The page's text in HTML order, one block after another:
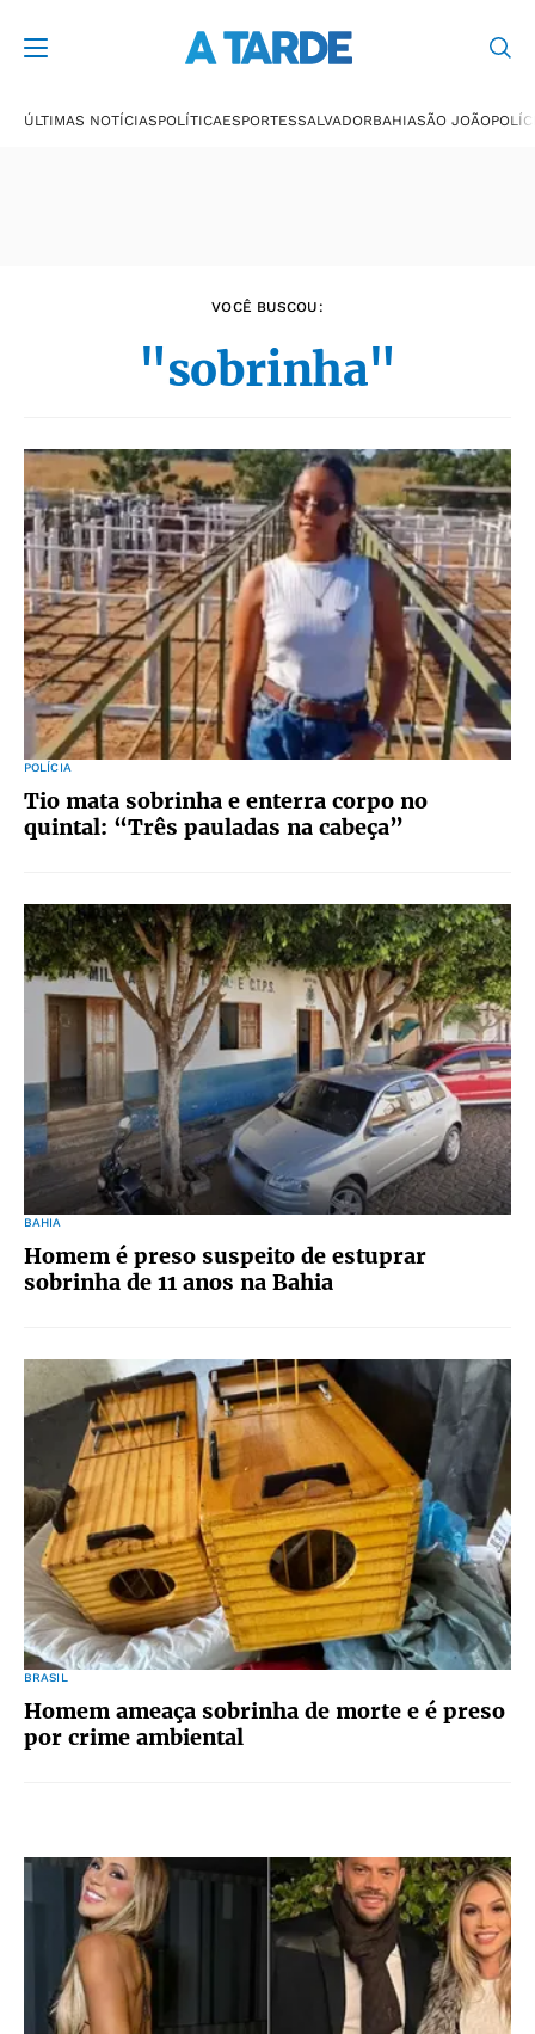
ÚLTIMAS NOTÍCIASPOLÍTICAESPORTESSALVADORBAHIASÃO JOÃO
VOCÊ BUSCOU:
"sobrinha"
POLÍCIA
Tio mata sobrinha e enterra corpo no
quintal: “Três pauladas na cabeça”
BAHIA
Homem é preso suspeito de estuprar
sobrinha de 11 anos na Bahia
BRASIL
Homem ameaça sobrinha de morte e é preso
por crime ambiental